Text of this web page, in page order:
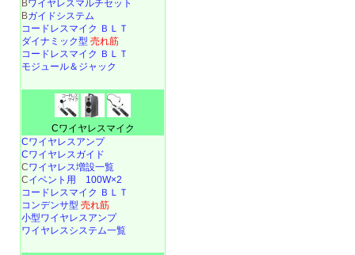
Bワイヤレスマルチセット
Bガイドシステム
コードレスマイク ＢＬＴ
ダイナミック型 売れ筋
コードレスマイク ＢＬＴ
モジュール＆ジャック
Cワイヤレスマイク
Cワイヤレスアンプ
Cワイヤレスガイド
Cワイヤレス増設一覧
Cイベント用 100W×2
コードレスマイク ＢＬＴ
コンデンサ型 売れ筋
小型ワイヤレスアンプ
ワイヤレスシステム一覧